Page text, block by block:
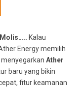
Kalau
Energy memilih
menyegarkan Ather
baru yang bikin
fitur keamanan